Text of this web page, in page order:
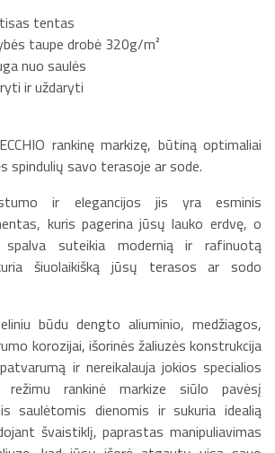
tentas
taupe drobė 320g/m²
nuo saulės
ir uždaryti
rankinę markizę, būtiną optimaliai
spindulių savo terasoje ar sode.
ir elegancijos jis yra esminis
kuris pagerina jūsų lauko erdvę, o
suteikia modernią ir rafinuotą
šiuolaikišką jūsų terasos ar sodo
būdu dengto aliuminio, medžiagos,
korozijai, išorinės žaliuzės konstrukcija
ir nereikalauja jokios specialios
režimu rankinė markize siūlo pavėsį
saulėtomis dienomis ir sukuria idealią
švaistiklį, paprastas manipuliavimas